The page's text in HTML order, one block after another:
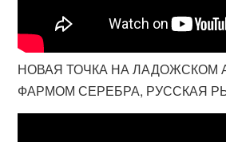
НОВАЯ ТОЧКА НА ЛАДОЖСКОМ
ФАРМОМ СЕРЕБРА, РУССКАЯ